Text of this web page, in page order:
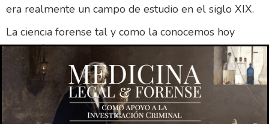
era realmente un campo de estudio en el siglo XIX.
La ciencia forense tal y como la conocemos hoy
empezó a desarrollarse a finales del siglo XIX y
principios del XX. En 1846, el Dr. William A.
Hammond se convirtió en jefe de los médicos
forenses de la ciudad de Nueva York y comenzó a
utilizar los conocimientos médicos para investigar las